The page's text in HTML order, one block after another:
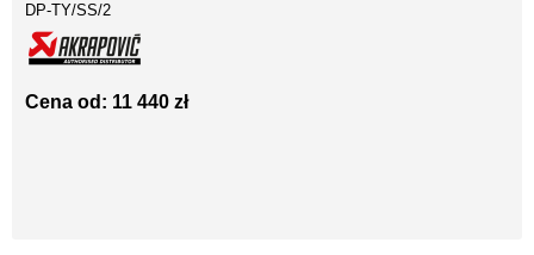
DP-TY/SS/2
Cena od: 11 440 zł